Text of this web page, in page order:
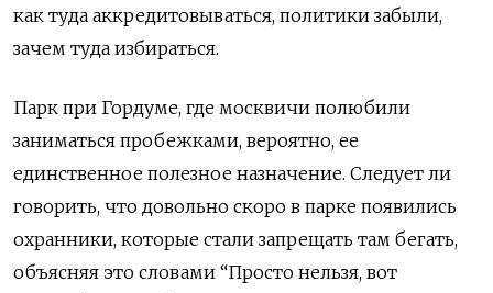
как туда аккредитовываться, политики забыли,
зачем туда избираться.
Парк при Гордуме, где москвичи полюбили
заниматься пробежками, вероятно, ее
единственное полезное назначение. Следует ли
говорить, что довольно скоро в парке появились
охранники, которые стали запрещать там бегать,
объясняя это словами “Просто нельзя, вот